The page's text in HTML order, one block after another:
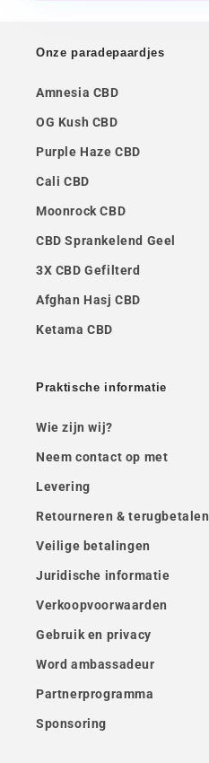
Onze paradepaardjes
Amnesia CBD
OG Kush CBD
Purple Haze CBD
Cali CBD
Moonrock CBD
CBD Sprankelend Geel
3X CBD Gefilterd
Afghan Hasj CBD
Ketama CBD
Praktische informatie
Wie zijn wij?
Neem contact op met
Levering
Retourneren & terugbetalen
Veilige betalingen
Juridische informatie
Verkoopvoorwaarden
Gebruik en privacy
Word ambassadeur
Partnerprogramma
Sponsoring